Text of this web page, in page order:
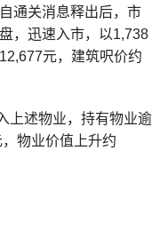
通关消息释出后，市
，迅速入市，以1,738
元，建筑呎价约
上述物业，持有物业逾
物业价值上升约